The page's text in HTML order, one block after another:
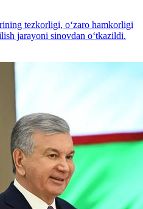
tezkorligi, o‘zaro hamkorligi
jarayoni sinovdan o‘tkazildi.